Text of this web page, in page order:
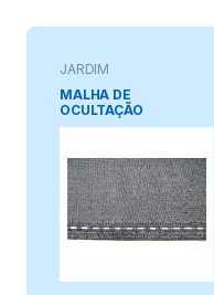
JARDIM
MALHA DE
OCULTAÇÃO
ANTRACITA, 230 g/m²